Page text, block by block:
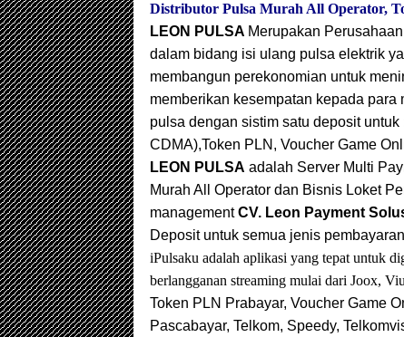
Distributor Pulsa Murah All Operator,
LEON PULSA Merupakan
dalam bidang isi ulang pulsa elektrik
membangun perekonomian untuk
memberikan kesempatan kepada
pulsa dengan sistim satu deposit untuk
CDMA),Token PLN, Voucher Game
LEON PULSA adalah Server Multi
Murah All Operator dan Bisnis Loket
managementCV. Leon Payment
Deposit untuk semua jenis
iPulsaku adalah aplikasi yang tepat untuk
berlangganan streaming mulai dari Joox,
Token PLN Prabayar, Voucher Game
Pascabayar, Telkom, Speedy,